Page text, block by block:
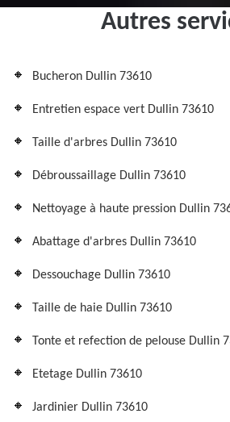
Autres
Bucheron Dullin 73610
Entretien espace vert Dullin 73610
Taille d'arbres Dullin 73610
Débroussaillage Dullin 73610
Nettoyage à haute pression Dullin
Abattage d'arbres Dullin 73610
Dessouchage Dullin 73610
Taille de haie Dullin 73610
Tonte et refection de pelouse Dullin
Etetage Dullin 73610
Jardinier Dullin 73610